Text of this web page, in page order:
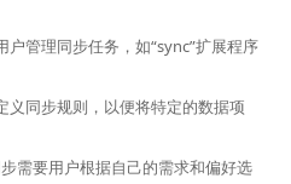
管理同步任务，如“sync”扩展程序
义同步规则，以便将特定的数据项
需要用户根据自己的需求和偏好选